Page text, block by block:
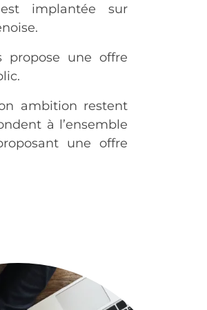
est implantée sur
propose une offre
ambition restent
à l’ensemble
une offre